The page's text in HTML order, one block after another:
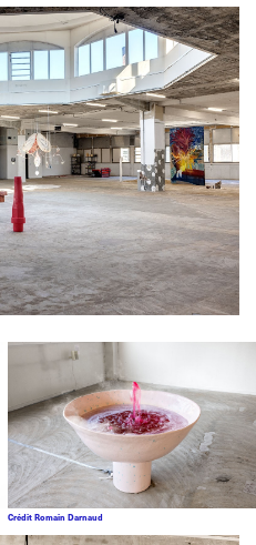
Crédit Romain Darnaud